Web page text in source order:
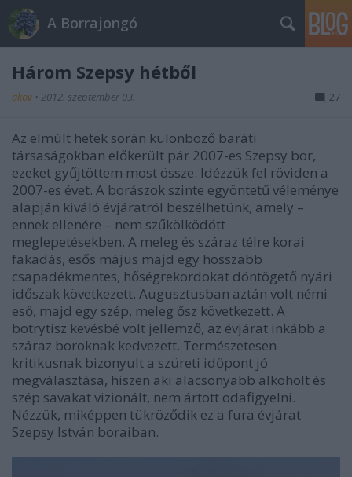
A Borrajongó
Három Szepsy hétből
akov • 2012. szeptember 03. 27
Az elmúlt hetek során különböző baráti
társaságokban előkerült pár 2007-es Szepsy bor,
ezeket gyűjtöttem most össze. Idézzük fel röviden a
2007-es évet. A borászok szinte egyöntetű véleménye
alapján kiváló évjáratról beszélhetünk, amely –
ennek ellenére – nem szűkölködött
meglepetésekben. A meleg és száraz télre korai
fakadás, esős május majd egy hosszabb
csapadékmentes, hőségrekordokat döntögető nyári
időszak következett. Augusztusban aztán volt némi
eső, majd egy szép, meleg ősz következett. A
botrytisz kevésbé volt jellemző, az évjárat inkább a
száraz boroknak kedvezett. Természetesen
kritikusnak bizonyult a szüreti időpont jó
megválasztása, hiszen aki alacsonyabb alkoholt és
szép savakat vizionált, nem ártott odafigyelni.
Nézzük, miképpen tükröződik ez a fura évjárat
Szepsy István boraiban.